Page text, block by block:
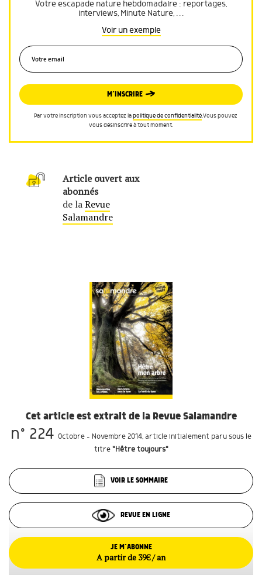
Votre escapade nature hebdomadaire : reportages,
interviews, Minute Nature, …
Voir un exemple
M’INSCRIRE
Par votre inscription vous acceptez lapolitique de confidentialité.Vous pouvez
vous désinscrire à tout moment.
Article ouvert aux
abonnés
de laRevue
Salamandre
Cet article est extrait de la Revue Salamandre
n° 224 Octobre - Novembre 2014, article initialement paru sous le
titre "Hêtre toujours"
VOIR LE SOMMAIRE
REVUE EN LIGNE
JE M’ABONNE
A partir de 39€ / an